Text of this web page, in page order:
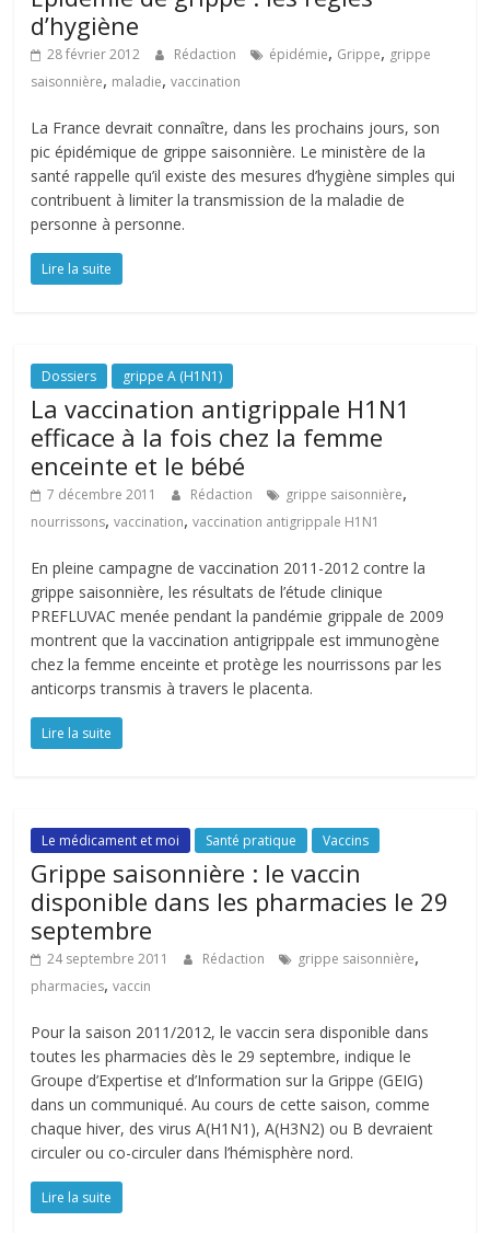
d’hygiène
28 février 2012 Rédaction épidémie, Grippe, grippe
saisonnière, maladie,vaccination
La France devrait connaître, dans les prochains jours, son
pic épidémique de grippe saisonnière. Le ministère de la
santé rappelle qu’il existe des mesures d’hygiène simples qui
contribuent à limiter la transmission de la maladie de
personne à personne.
Lire la suite
Dossiers grippe A (H1N1)
La vaccination antigrippale H1N1
efficace à la fois chez la femme
enceinte et le bébé
7 décembre 2011 Rédaction grippe saisonnière,
nourrissons,vaccination,vaccination antigrippale H1N1
En pleine campagne de vaccination 2011-2012 contre la
grippe saisonnière, les résultats de l’étude clinique
PREFLUVAC menée pendant la pandémie grippale de 2009
montrent que la vaccination antigrippale est immunogène
chez la femme enceinte et protège les nourrissons par les
anticorps transmis à travers le placenta.
Lire la suite
Le médicament et moi Santé pratique Vaccins
Grippe saisonnière : le vaccin
disponible dans les pharmacies le 29
septembre
24 septembre 2011 Rédaction grippe saisonnière,
pharmacies,vaccin
Pour la saison 2011/2012, le vaccin sera disponible dans
toutes les pharmacies dès le 29 septembre, indique le
Groupe d’Expertise et d’Information sur la Grippe (GEIG)
dans un communiqué. Au cours de cette saison, comme
chaque hiver, des virus A(H1N1), A(H3N2) ou B devraient
circuler ou co-circuler dans l’hémisphère nord.
Lire la suite